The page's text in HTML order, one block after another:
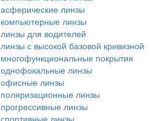
асферические линзы
компьютерные линзы
линзы для водителей
линзы с высокой базовой кривизной
многофункциональные покрытия
однофокальные линзы
офисные линзы
поляризационные линзы
прогрессивные линзы